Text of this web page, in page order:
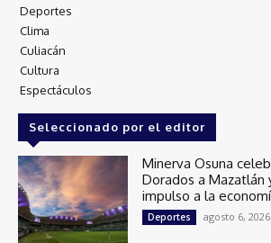
Deportes
Clima
Culiacán
Cultura
Espectáculos
Seleccionado por el editor
Minerva Osuna
Dorados a Mazatlán
impulso a la
Deportes agosto 6, 2026